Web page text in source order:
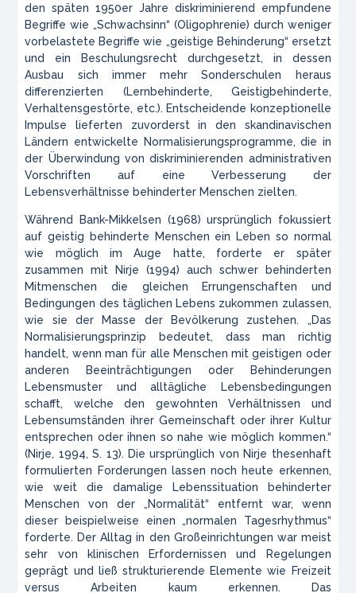
den späten 1950er Jahre diskriminierend empfundene
Begriffe wie „Schwachsinn“ (Oligophrenie) durch weniger
vorbelastete Begriffe wie „geistige Behinderung“ ersetzt
und ein Beschulungsrecht durchgesetzt, in dessen
Ausbau sich immer mehr Sonderschulen heraus
differenzierten (Lernbehinderte, Geistigbehinderte,
Verhaltensgestörte, etc.). Entscheidende konzeptionelle
Impulse lieferten zuvorderst in den skandinavischen
Ländern entwickelte Normalisierungsprogramme, die in
der Überwindung von diskriminierenden administrativen
Vorschriften auf eine Verbesserung der
Lebensverhältnisse behinderter Menschen zielten.
Während Bank-Mikkelsen (1968) ursprünglich fokussiert
auf geistig behinderte Menschen ein Leben so normal
wie möglich im Auge hatte, forderte er später
zusammen mit Nirje (1994) auch schwer behinderten
Mitmenschen die gleichen Errungenschaften und
Bedingungen des täglichen Lebens zukommen zulassen,
wie sie der Masse der Bevölkerung zustehen. „Das
Normalisierungsprinzip bedeutet, dass man richtig
handelt, wenn man für alle Menschen mit geistigen oder
anderen Beeinträchtigungen oder Behinderungen
Lebensmuster und alltägliche Lebensbedingungen
schafft, welche den gewohnten Verhältnissen und
Lebensumständen ihrer Gemeinschaft oder ihrer Kultur
entsprechen oder ihnen so nahe wie möglich kommen.“
(Nirje, 1994, S. 13). Die ursprünglich von Nirje thesenhaft
formulierten Forderungen lassen noch heute erkennen,
wie weit die damalige Lebenssituation behinderter
Menschen von der „Normalität“ entfernt war, wenn
dieser beispielweise einen „normalen Tagesrhythmus“
forderte. Der Alltag in den Großeinrichtungen war meist
sehr von klinischen Erfordernissen und Regelungen
geprägt und ließ strukturierende Elemente wie Freizeit
versus Arbeiten kaum erkennen. Das